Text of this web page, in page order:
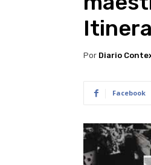
Por Diario
Facebook